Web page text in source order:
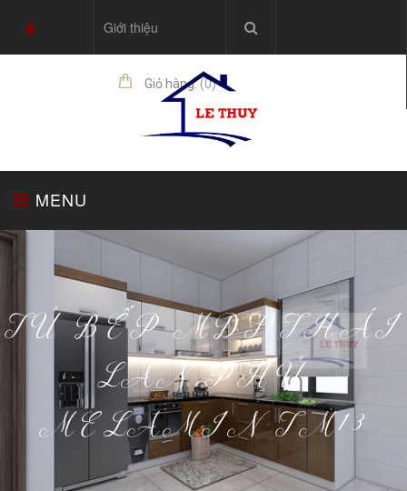
Giới thiệu
Giỏ hàng:(0)
MENU
TỦ BẾP THIẾT BỊ NHÀ BẾP
PHÒNG KHÁCH PHÒNG NGỦ TIN TỨC
TỦ BẾP MDF THÁI
LAN PHỦ
MELAMIN TM13